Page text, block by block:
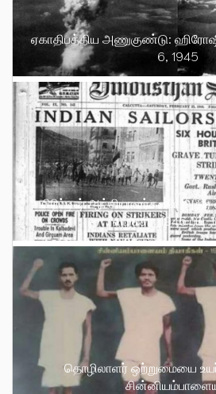
ஏகாதிபத்திய அணுகுண்டு:
6, 1945
பிரிட்டிஷ் ஆட்சியாளர்களை
எழுச்சி : 1946 பிப்.
தொழிலாளர் ஒற்றுமையை